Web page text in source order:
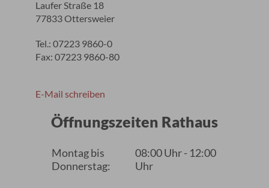
Laufer Straße 18
77833 Ottersweier
Tel.: 07223 9860-0
Fax: 07223 9860-80
E-Mail schreiben
Öffnungszeiten Rathaus
Montag bis
Donnerstag:
08:00 Uhr - 12:00
Uhr